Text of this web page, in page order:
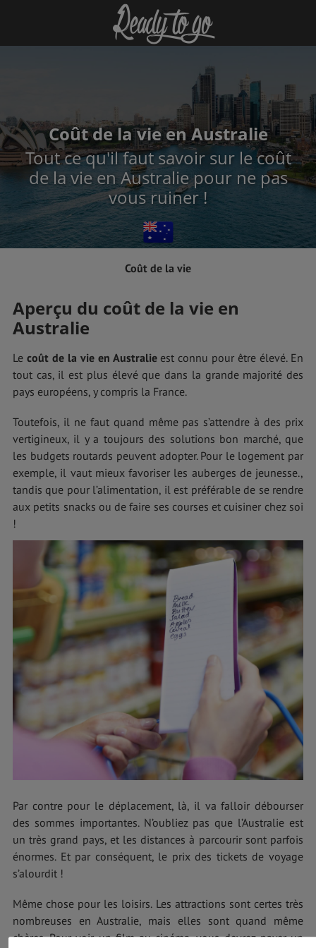
Coût de la vie en Australie
Tout ce qu'il faut savoir sur le coût
de la vie en Australie pour ne pas
vous ruiner !
Coût de la vie
Aperçu du coût de la vie en
Australie
Le coût de la vie en Australieest connu pour être élevé. En
tout cas, il est plus élevé que dans la grande majorité des
pays européens, y compris la France.
Toutefois, il ne faut quand même pas s’attendre à des prix
vertigineux, il y a toujours des solutions bon marché, que
les budgets routards peuvent adopter. Pour le logement par
exemple, il vaut mieux favoriser les auberges de jeunesse.,
tandis que pour l’alimentation, il est préférable de se rendre
aux petits snacks ou de faire ses courses et cuisiner chez soi
!
Par contre pour le déplacement, là, il va falloir débourser
des sommes importantes. N’oubliez pas que l’Australie est
un très grand pays, et les distances à parcourir sont parfois
énormes. Et par conséquent, le prix des tickets de voyage
s’alourdit !
Même chose pour les loisirs. Les attractions sont certes très
nombreuses en Australie, mais elles sont quand même
chères. Pour voir un film au cinéma, vous devrez payer un